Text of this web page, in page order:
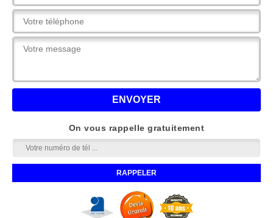
On vous rappelle gratuitement